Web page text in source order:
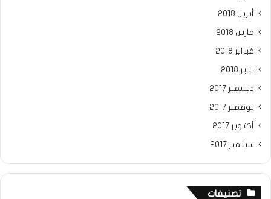
أبريل 2018
مارس 2018
فبراير 2018
يناير 2018
ديسمبر 2017
نوفمبر 2017
أكتوبر 2017
سبتمبر 2017
تصنيفات